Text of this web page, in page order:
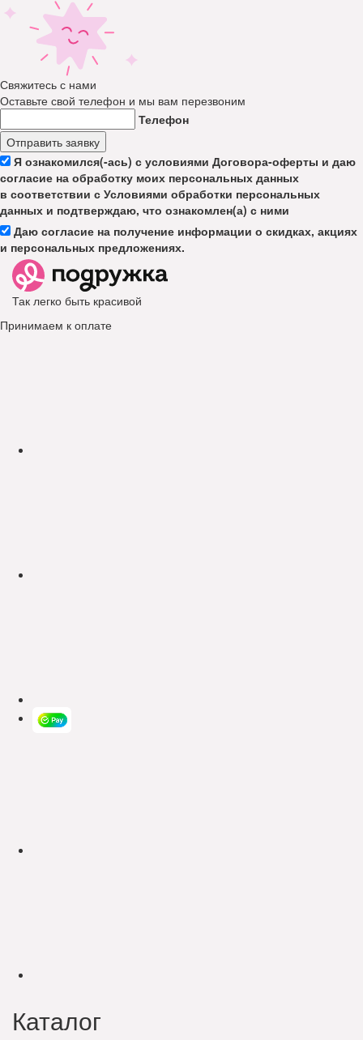
Свяжитесь с нами
Оставьте свой телефон и мы вам перезвоним
Телефон
Отправить заявку
Я ознакомился(-ась) с условиями Договора-оферты и даю
согласие на обработку моих персональных данных
в соответствии с Условиями обработки персональных
данных и подтверждаю, что ознакомлен(а) с ними
Даю согласие на получение информации о скидках, акциях
и персональных предложениях.
Так легко быть красивой
Принимаем к оплате
Каталог